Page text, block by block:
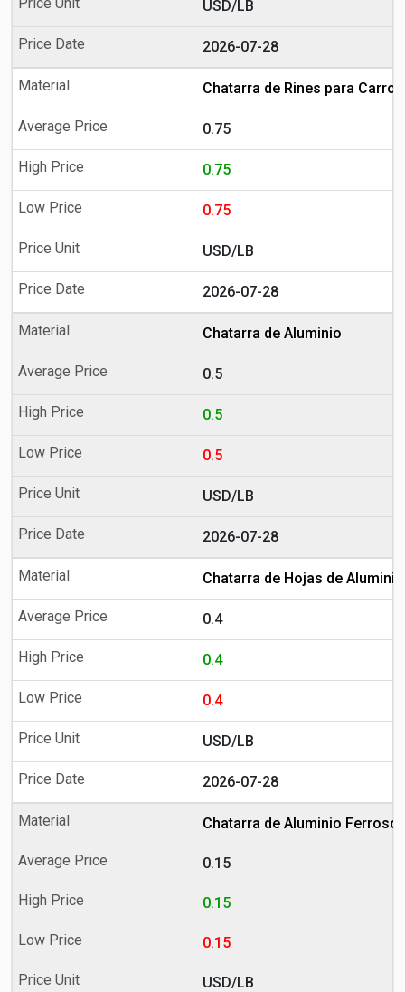
USD/LB
2026-07-28
Chatarra de Rines para Carro
0.75
0.75
0.75
USD/LB
2026-07-28
Chatarra de Aluminio
0.5
0.5
0.5
USD/LB
2026-07-28
Chatarra de Hojas de Aluminio
0.4
0.4
0.4
USD/LB
2026-07-28
Chatarra de Aluminio Ferroso
0.15
0.15
0.15
USD/LB